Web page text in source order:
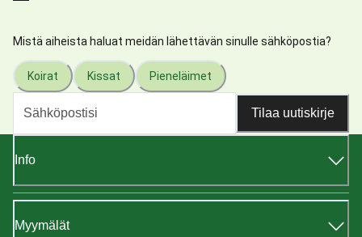
Mistä aiheista haluat meidän lähettävän sinulle sähköpostia?
Koirat Kissat Pieneläimet
Tilaa uutiskirje
Info
Myymälät